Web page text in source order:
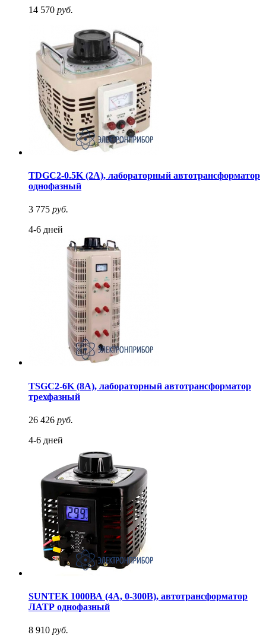
14 570 руб.
TDGC2-0.5K (2A), лабораторный автотрансформатор
однофазный
3 775 руб.
4-6 дней
TSGC2-6K (8A), лабораторный автотрансформатор
трехфазный
26 426 руб.
4-6 дней
SUNTEK 1000ВА (4А, 0-300В), автотрансформатор
ЛАТР однофазный
8 910 руб.